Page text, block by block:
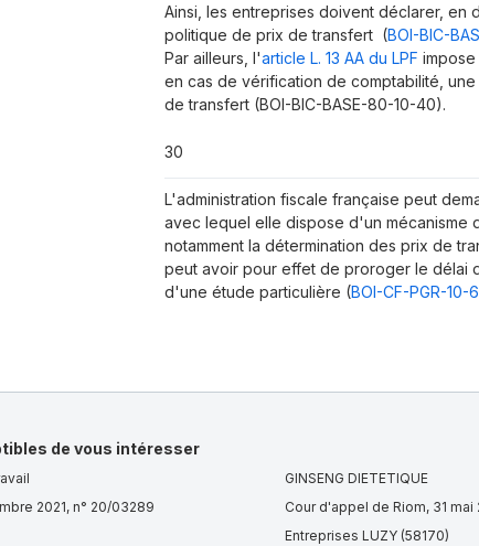
Ainsi, les entreprises doivent déclarer,
politique de prix de transfert (BOI-BIC-
Par ailleurs, l'article L. 13 AA du LPF
en cas de vérification de comptabilité,
de transfert (BOI-BIC-BASE-80-10-40).
30
L'administration fiscale française peut
avec lequel elle dispose d'un mécanisme
notamment la détermination des prix de
peut avoir pour effet de proroger le délai
d'une étude particulière (BOI-CF-PGR-10-
de vous intéresser
2021, n° 20/03289
GINSENG DIETETIQUE
Cour d'appel de Riom, 31 mai
Entreprises LUZY (58170)